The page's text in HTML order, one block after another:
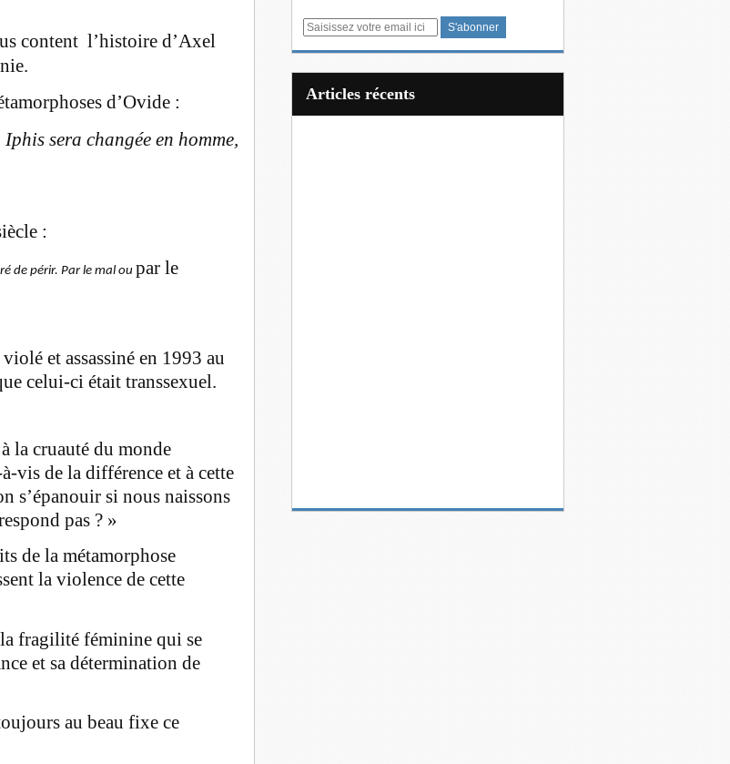
content l’histoire d’Axel
d’Ovide :
sera changée en homme,
:
de périr. Par le mal ou par le
et assassiné en 1993 au
celui-ci était transsexuel.
la cruauté du monde
vis de la différence et à cette
s’épanouir si nous naissons
pas ? »
de la métamorphose
la violence de cette
fragilité féminine qui se
et sa détermination de
au beau fixe ce
E
articles récents